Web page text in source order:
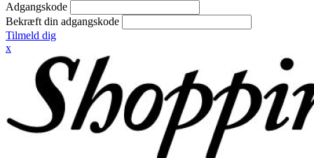
Adgangskode
Bekræft din adgangskode
Tilmeld dig
x